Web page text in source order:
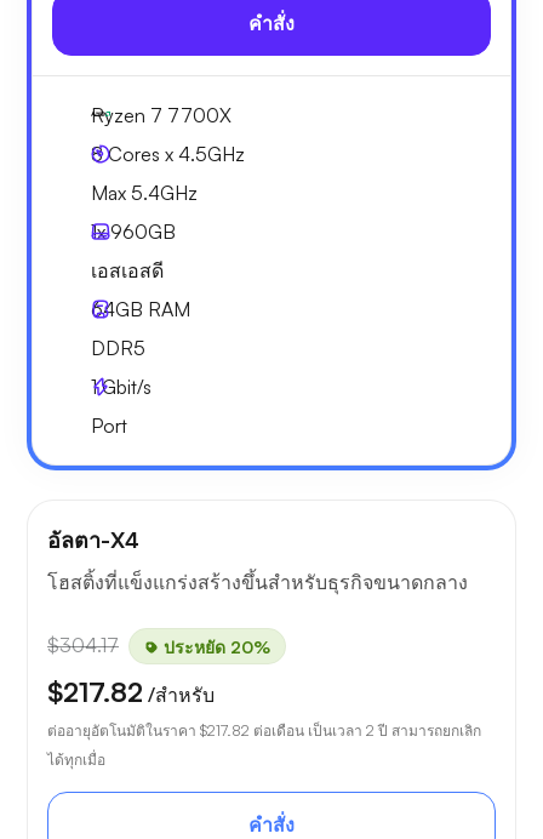
คำสั่ง
Ryzen 7 7700X
8 Cores x 4.5GHz
Max 5.4GHz
1x960GB
เอสเอสดี
64GB RAM
DDR5
1Gbit/s
Port
อัลตา-X4
โฮสติ้งที่แข็งแกร่งสร้างขึ้นสำหรับธุรกิจขนาดกลาง
$304.17 ประหยัด 20%
$217.82 /สำหรับ
ต่ออายุอัตโนมัติในราคา $217.82 ต่อเดือน เป็นเวลา 2 ปี สามารถยกเลิก
ได้ทุกเมื่อ
คำสั่ง